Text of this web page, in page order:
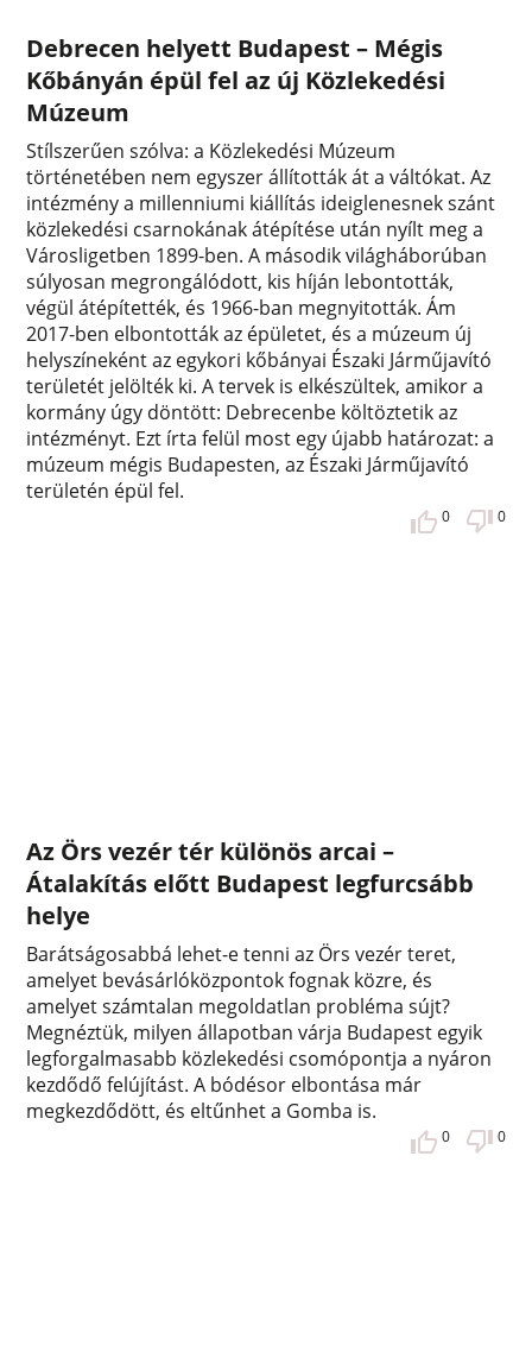
Debrecen helyett Budapest – Mégis
Kőbányán épül fel az új Közlekedési
Múzeum
Stílszerűen szólva: a Közlekedési Múzeum
történetében nem egyszer állították át a váltókat. Az
intézmény a millenniumi kiállítás ideiglenesnek szánt
közlekedési csarnokának átépítése után nyílt meg a
Városligetben 1899-ben. A második világháborúban
súlyosan megrongálódott, kis híján lebontották,
végül átépítették, és 1966-ban megnyitották. Ám
2017-ben elbontották az épületet, és a múzeum új
helyszíneként az egykori kőbányai Északi Járműjavító
területét jelölték ki. A tervek is elkészültek, amikor a
kormány úgy döntött: Debrecenbe költöztetik az
intézményt. Ezt írta felül most egy újabb határozat: a
múzeum mégis Budapesten, az Északi Járműjavító
területén épül fel.
0 0
Az Örs vezér tér különös arcai –
Átalakítás előtt Budapest legfurcsább
helye
Barátságosabbá lehet-e tenni az Örs vezér teret,
amelyet bevásárlóközpontok fognak közre, és
amelyet számtalan megoldatlan probléma sújt?
Megnéztük, milyen állapotban várja Budapest egyik
legforgalmasabb közlekedési csomópontja a nyáron
kezdődő felújítást. A bódésor elbontása már
megkezdődött, és eltűnhet a Gomba is.
0 0